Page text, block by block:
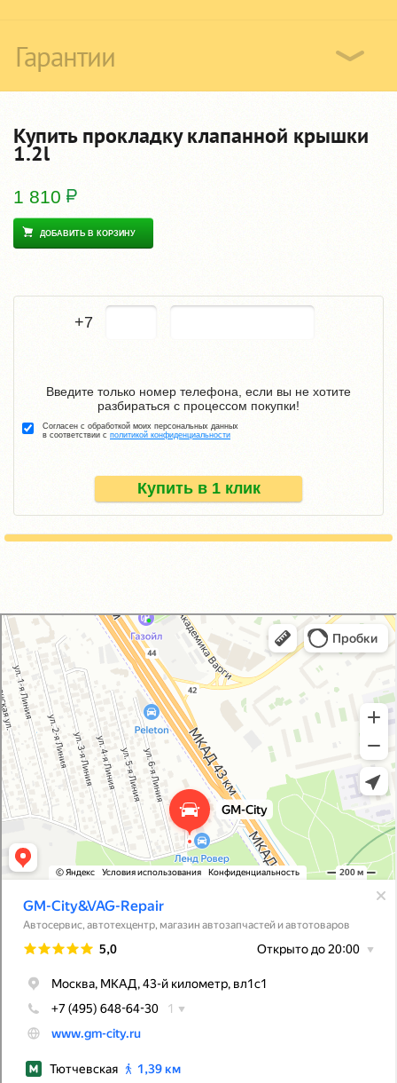
Гарантии
Купить прокладку клапанной крышки
1.2l
1 810
ДОБАВИТЬ В КОРЗИНУ
+7
Купить в 1 клик
Введите только номер телефона, если вы не хотите
разбираться с процессом покупки!
Согласен с обработкой моих персональных данных
в соответствии с политикой конфиденциальности
GM-City&VAG-Repair
Автосервис, автотехцентр в Москве
Магазин автозапчастей и автотоваров в Москве